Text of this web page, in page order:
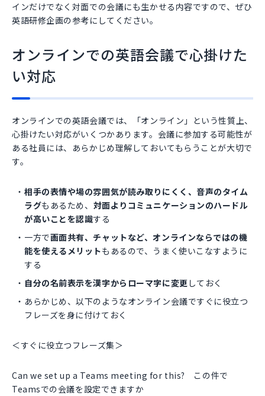
インだけでなく対面での会議にも生かせる内容ですので、ぜひ
英語研修企画の参考にしてください。
オンラインでの英語会議で心掛けた
い対応
オンラインでの英語会議では、「オンライン」という性質上、
心掛けたい対応がいくつかあります。会議に参加する可能性が
ある社員には、あらかじめ理解しておいてもらうことが大切で
す。
相手の表情や場の雰囲気が読み取りにくく、音声のタイム
ラグもあるため、 対面よりコミュニケーションのハードル
が高いことを認識する
一方で画面共有、チャットなど、オンラインならではの機
能を使えるメリットもあるので、うまく使いこなすように
する
自分の名前表示を漢字からローマ字に変更 しておく
あらかじめ、以下のようなオンライン会議ですぐに役立つ
フレーズを身に付けておく
＜すぐに役立つフレーズ集＞
Can we set up a Teams meeting for this? この件で
Teamsでの会議を設定できますか